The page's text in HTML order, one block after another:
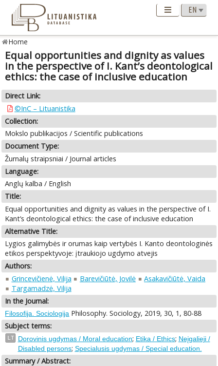
Home
Equal opportunities and dignity as values
in the perspective of I. Kant’s deontological
ethics: the case of inclusive education
Direct Link:
©InC – Lituanistika
Collection:
Mokslo publikacijos / Scientific publications
Document Type:
Žurnalų straipsniai / Journal articles
Language:
Anglų kalba / English
Title:
Equal opportunities and dignity as values in the perspective of I.
Kant’s deontological ethics: the case of inclusive education
Alternative Title:
Lygios galimybės ir orumas kaip vertybės I. Kanto deontologinės
etikos perspektyvoje: įtraukiojo ugdymo atvejis
Authors:
Grincevičienė, Vilija
Barevičiūtė, Jovilė
Asakavičiūtė, Vaida
Targamadzė, Vilija
In the Journal:
Filosofija. Sociologija Philosophy. Sociology, 2019, 30, 1, 80-88
Subject terms:
LT Dorovinis ugdymas / Moral education; Etika / Ethics; Neįgalieji /
Disabled persons; Specialusis ugdymas / Special education.
Summary / Abstract: